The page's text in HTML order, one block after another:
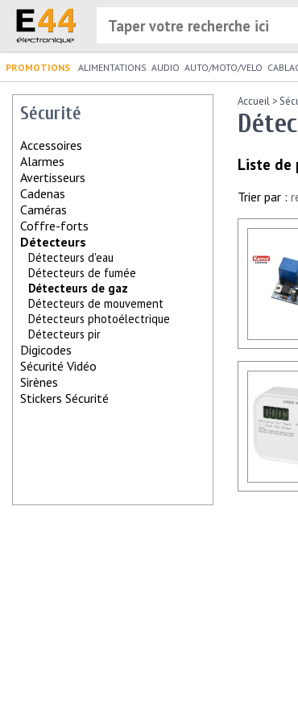
PROMOTIONS ALIMENTATIONS AUDIO AUTO/MOTO/VELO
Sécurité
Accessoires
Alarmes
Avertisseurs
Cadenas
Caméras
Coffre-forts
Détecteurs
Détecteurs d'eau
Détecteurs de fumée
Détecteurs de gaz
Détecteurs de mouvement
Détecteurs photoélectrique
Détecteurs pir
Digicodes
Sécurité Vidéo
Sirènes
Stickers Sécurité
Accueil >
Liste de
Trier par :